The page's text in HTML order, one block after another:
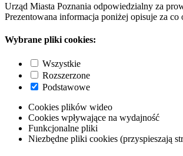
Urząd Miasta Poznania odpowiedzialny za
Prezentowana informacja poniżej opisuje za
Wybrane pliki cookies:
Wszystkie
Rozszerzone
Podstawowe
Cookies plików wideo
Cookies wpływające na wydajność
Funkcjonalne pliki
Niezbędne pliki cookies (przyspieszają